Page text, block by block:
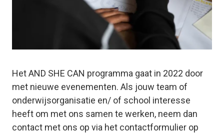
Het AND SHE CAN programma gaat in 2022 door
met nieuwe evenementen. Als jouw team of
onderwijsorganisatie en/ of school interesse
heeft om met ons samen te werken, neem dan
contact met ons op via het contactformulier op